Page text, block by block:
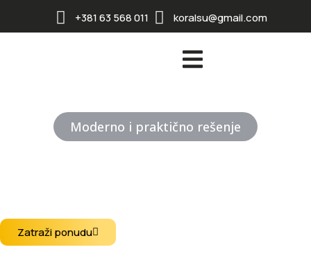
+381 63 568 011 koralsu@gmail.com
Moderno i praktično rešenje
Aluminijumske
Zatraži ponudu